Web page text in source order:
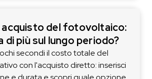
acquisto del fotovoltaico:
di più sul lungo periodo?
secondi il costo totale del
con l'acquisto diretto: inserisci